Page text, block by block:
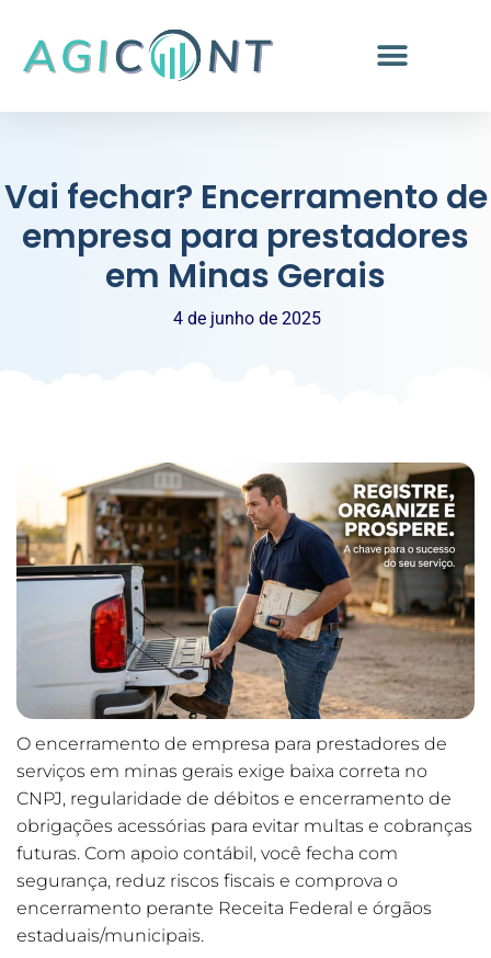
Vai fechar? Encerramento de
empresa para prestadores
em Minas Gerais
4 de junho de 2025
O encerramento de empresa para prestadores de
serviços em minas gerais exige baixa correta no
CNPJ, regularidade de débitos e encerramento de
obrigações acessórias para evitar multas e cobranças
futuras. Com apoio contábil, você fecha com
segurança, reduz riscos fiscais e comprova o
encerramento perante Receita Federal e órgãos
estaduais/municipais.